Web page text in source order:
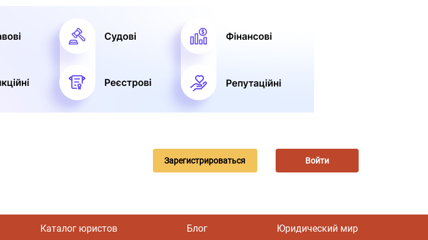
Зарегистрироваться Войти
Каталог юристов Блог Юридический мир